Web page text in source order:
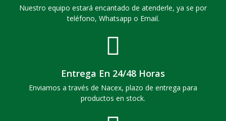
Nuestro equipo estará encantado de atenderle, ya se por
teléfono, Whatsapp o Email.
Entrega En 24/48 Horas
Enviamos a través de Nacex, plazo de entrega para
productos en stock.